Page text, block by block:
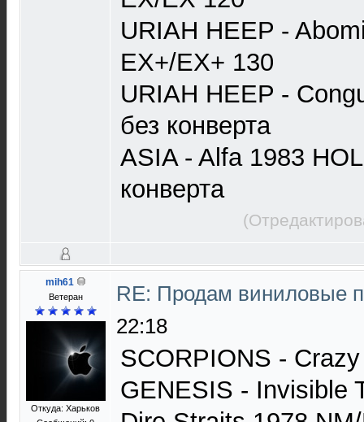
URIAH HEEP -
EX+/EX+ 130
URIAH HEEP -
без конверта
ASIA - Alfa 1983
конверта
mih61
Ветеран
Откуда: Харьков
RE: Продам виниловые
22:18
SCORPIONS -
GENESIS - Invisible